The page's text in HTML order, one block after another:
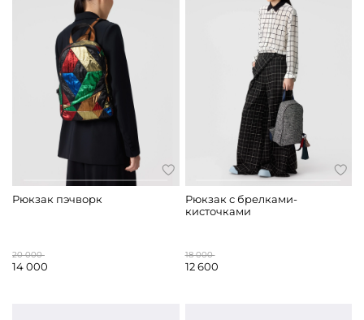
Рюкзак пэчворк
20 000
14 000
Рюкзак с брелками-
кисточками
18 000
12 600